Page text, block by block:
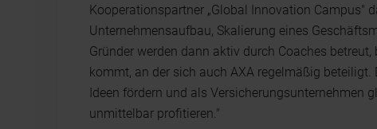
Kooperationspartner „Global Innovation Campus"
Unternehmensaufbau, Skalierung eines
Gründer werden dann aktiv durch Coaches
kommt, an der sich auch AXA regelmäßig
Ideen fördern und als Versicherungsunternehmen
unmittelbar profitieren."